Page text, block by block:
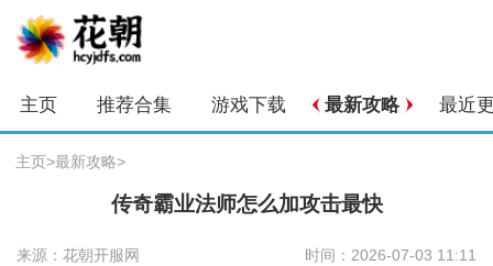
主页 推荐合集 游戏下载 最新攻略 最近
主页>最新攻略>
传奇霸业法师怎么加攻击最快
来源：花朝开服网 时间：2026-07-03 11:11